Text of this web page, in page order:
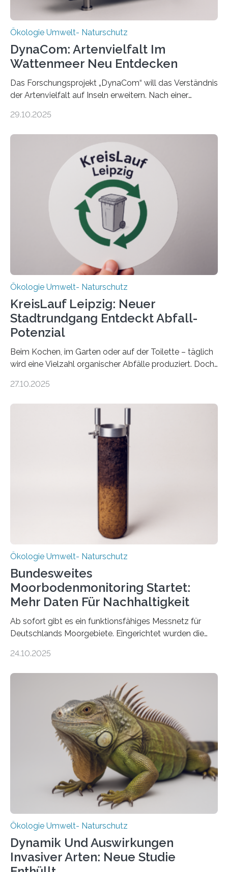
Ökologie Umwelt- Naturschutz
DynaCom: Artenvielfalt Im
Wattenmeer Neu Entdecken
Das Forschungsprojekt „DynaCom“ will das Verständnis
der Artenvielfalt auf Inseln erweitern. Nach einer
Beobachtungen im Wattenmeer ist nun eine große
Oldenburg befassen sich insbesondere damit, wie ein
Ökosystem gedeiht – und wie sich dieser Prozess
verlässlich prognostizieren lässt. Grünes Licht für
„DynaCom“: Die Deutsche Forschungsgemeinschaft
(DFG) fördert das Anfang 2019 gestartete
Forschungsprojekt an der Universität Oldenburg für
zwei weitere Jahre mit rund 1,2 Millionen Euro. „Wir
freuen uns sehr über…
29.10.2025
Ökologie Umwelt- Naturschutz
KreisLauf Leipzig: Neuer
Stadtrundgang Entdeckt Abfall-
Potenzial
Beim Kochen, im Garten oder auf der Toilette – täglich
wird eine Vielzahl organischer Abfälle produziert. Doch
Potenzial nur dann entfalten können, wenn sie in
Veränderung der Wirtschaft wichtig ist, zeigt der vom
Deutschen Biomasseforschungszentrum und der
Stadtreinigung Leipzig konzipierte und am 24. Oktober
2025 offiziell eingeweihte Stadtrundgang „KreisLauf“. Er
ist ab sofort im Leipziger Stadtgebiet…
27.10.2025
Ökologie Umwelt- Naturschutz
Bundesweites
Moorbodenmonitoring Startet:
Mehr Daten Für Nachhaltigkeit
Ab sofort gibt es ein funktionsfähiges Messnetz für
Deutschlands Moorgebiete. Eingerichtet wurden die
vergangenen fünf Jahren von Wissenschaftlerinnen
heutigen Donnerstag übergeben sie ihren Bericht zur
Aufbauphase an den Auftraggeber, das
Bundesministerium für Landwirtschaft, Ernährung und
Heimat. Braunschweig/Eberswalde (23. Oktober 2025).
Ein Netz aus 155 Messstationen spannt sich neuerdings
über Deutschlands Moorböden. Eingerichtet wurden sie
in den vergangenen fünf Jahren von
Wissenschaftlerinnen und Wissenschaftlern des
Thünen-Instituts für Agrarklimaschutz…
24.10.2025
Ökologie Umwelt- Naturschutz
Dynamik Und Auswirkungen
Invasiver Arten: Neue Studie